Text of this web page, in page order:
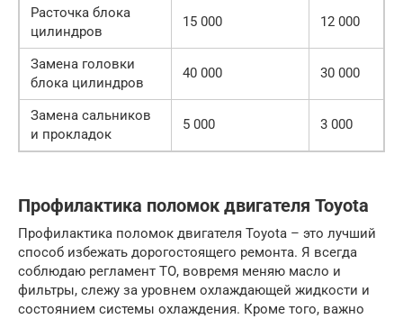
Расточка блока
цилиндров
15 000 12 000
Замена головки
блока цилиндров
40 000 30 000
Замена сальников
и прокладок
5 000 3 000
Профилактика поломок двигателя Toyota
Профилактика поломок двигателя Toyota – это лучший
способ избежать дорогостоящего ремонта. Я всегда
соблюдаю регламент ТО, вовремя меняю масло и
фильтры, слежу за уровнем охлаждающей жидкости и
состоянием системы охлаждения. Кроме того, важно